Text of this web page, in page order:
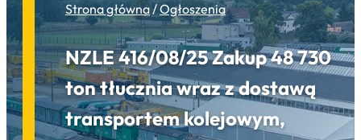
Strona główna/Ogłoszenia
NZLE 416/08/25 Zakup 48 730
ton tłucznia wraz z dostawą
transportem kolejowym,